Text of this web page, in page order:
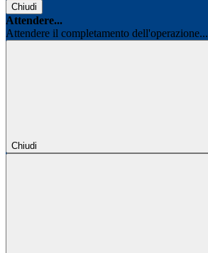
Chiudi
Attendere...
Attendere il completamento dell'operazione...
Chiudi